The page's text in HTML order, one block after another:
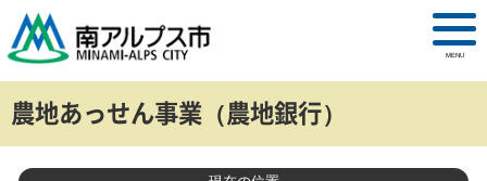
MENU
農地あっせん事業（農地銀行）